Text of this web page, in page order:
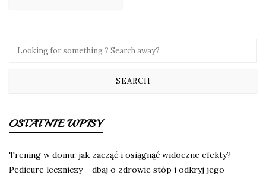
OSTATNIE WPISY
Trening w domu: jak zacząć i osiągnąć widoczne efekty?
Pedicure leczniczy – dbaj o zdrowie stóp i odkryj jego